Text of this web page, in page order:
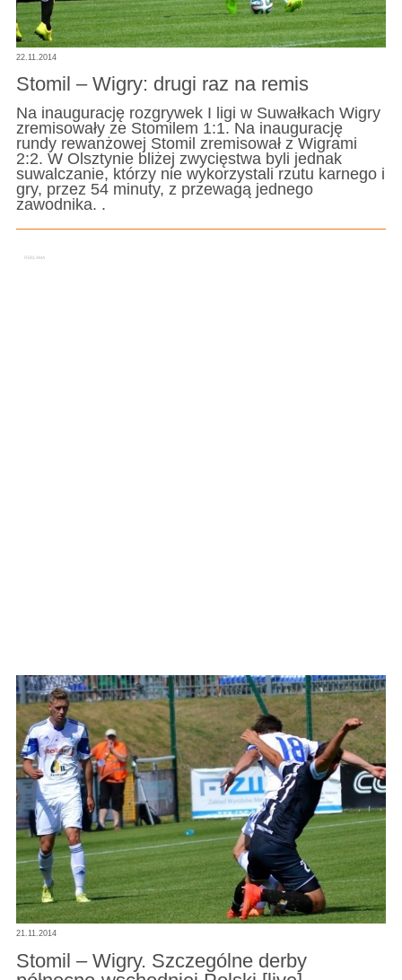
22.11.2014
Stomil – Wigry: drugi raz na remis
Na inaugurację rozgrywek I ligi w Suwałkach Wigry
zremisowały ze Stomilem 1:1. Na inaugurację
rundy rewanżowej Stomil zremisował z Wigrami
2:2. W Olsztynie bliżej zwycięstwa byli jednak
suwalczanie, którzy nie wykorzystali rzutu karnego i
gry, przez 54 minuty, z przewagą jednego
zawodnika. .
21.11.2014
Stomil – Wigry. Szczególne derby